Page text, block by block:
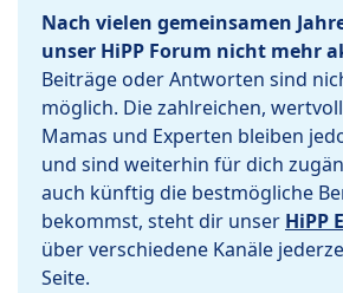
Nach vielen gemeinsamen
unser HiPP Forum nicht mehr
Beiträge oder Antworten sind
möglich. Die zahlreichen,
Mamas und Experten bleiben
und sind weiterhin für dich
auch künftig die bestmögliche
bekommst, steht dir unser HiPP
über verschiedene Kanäle
Seite.